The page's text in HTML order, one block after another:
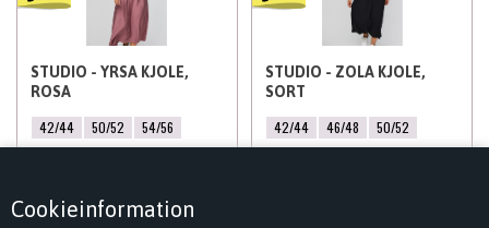
Cookieinformation
STUDIO - YRSA KJOLE,
ROSA
42/44 50/52 54/56
STUDIO - ZOLA KJOLE,
SORT
42/44 46/48 50/52